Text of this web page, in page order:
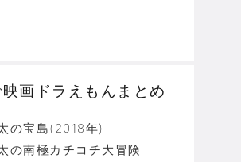
画ドラえもんまとめ
の宝島(2018年)
の南極カチコチ大冒険